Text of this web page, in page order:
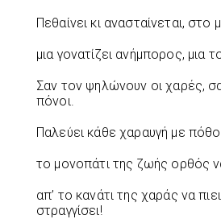
Πεθαίνει κι ανασταίνεται, στο
μια γονατίζει ανήμπορος, μια
Σαν τον ψηλώνουν οι χαρές,
πόνοι.
Παλεύει κάθε χαραυγή με πόθο
το μονοπάτι της ζωής ορθός
απ’ το κανάτι της χαράς να
στραγγίσει!